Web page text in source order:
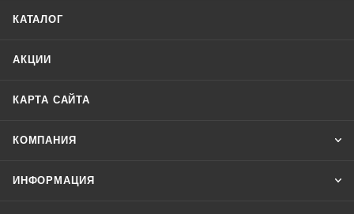
КАТАЛОГ
АКЦИИ
КАРТА САЙТА
КОМПАНИЯ
ИНФОРМАЦИЯ